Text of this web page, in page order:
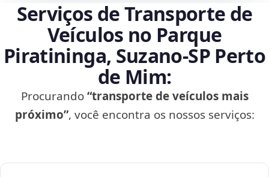
Serviços de Transporte de
Veículos no Parque
Piratininga, Suzano‑SP Perto
de Mim:
Procurando“transporte de veículos mais
próximo”, você encontra os nossos serviços: